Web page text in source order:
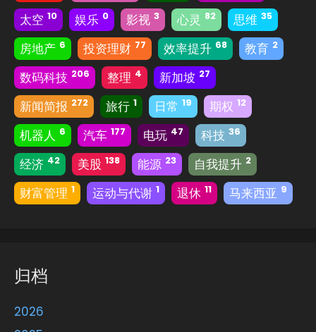
太空 10 娱乐 0 影视 3 心灵 82 思维 35
房地产 6 投资理财 77 效率提升 68 教育 2
数码科技 206 整理 4 新加坡 27
新闻简报 272 旅行 1 日常 19 期权 12
机器人 6 汽车 177 电玩 47 科技 36
经济 42 美股 138 能源 23 自我提升 2
财富管理 1 运动与代谢 1 退休 11 马来西亚 9
归档
2026